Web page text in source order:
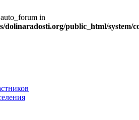
in
dolinaradosti.org/public_html/